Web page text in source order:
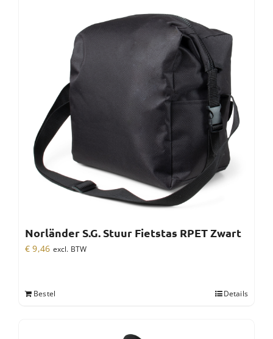
Norländer S.G. Stuur Fietstas RPET Zwart
€ 9,46 excl. BTW
Bestel Details